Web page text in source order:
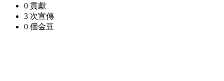
0 貢獻
3 次宣傳
0 個金豆